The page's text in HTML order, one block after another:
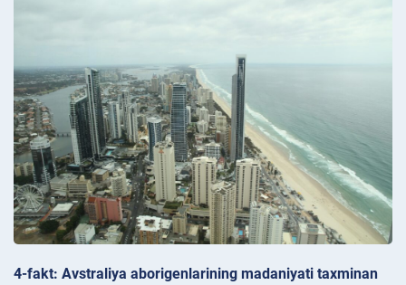
4-fakt: Avstraliya aborigenlarining madaniyati taxminan